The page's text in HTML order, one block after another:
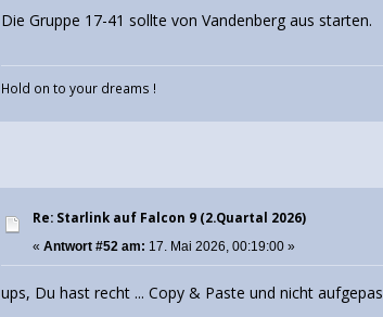
Die Gruppe 17-41 sollte von Vandenberg aus starten.
Hold on to your dreams !
Re: Starlink auf Falcon 9 (2.Quartal 2026)
«Antwort #52 am: 17. Mai 2026, 00:19:00 »
ups, Du hast recht ... Copy & Paste und nicht